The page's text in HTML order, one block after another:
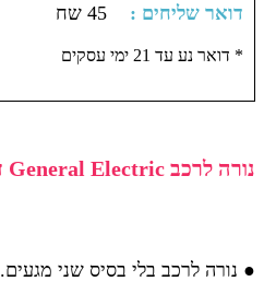
: דואר שליחים
45 שח
דואר נע עד 21 ימי עסקים *
נורה לרכב General Electric דגם W21/5W
● נורה לרכב בלי בסיס שני מגעים.